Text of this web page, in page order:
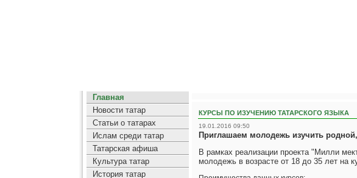
Главная
Новости татар
Статьи о татарах
Ислам среди татар
Татарская афиша
Культура татар
История татар
КУРСЫ ПО ИЗУЧЕНИЮ ТАТАРСКОГО ЯЗЫКА
19.01.2016 09:50
Приглашаем молодежь изучить
В рамках реализации проекта "Милли
молодежь в возрасте от 18 до 35 лет на